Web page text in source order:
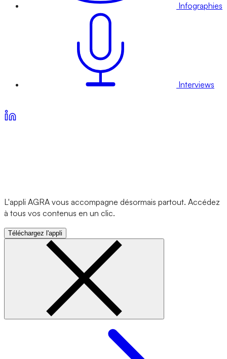
Infographies
Interviews
L'appli AGRA vous accompagne désormais partout. Accédez
à tous vos contenus en un clic.
Téléchargez l'appli